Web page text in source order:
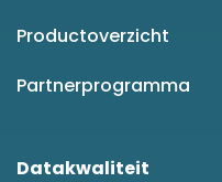
Productoverzicht
Partnerprogramma
Datakwaliteit